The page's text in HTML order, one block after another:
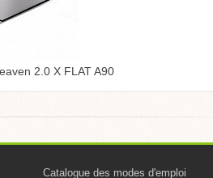
2.0 X FLAT A90
Catalogue des modes d'emploi